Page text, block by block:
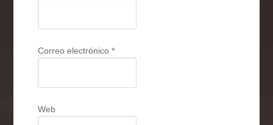
Correo electrónico*
Web